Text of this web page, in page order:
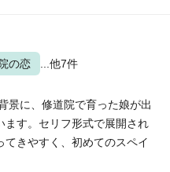
の恋 ...他7件
景に、修道院で育った娘が出
ます。セリフ形式で展開され
きやすく、初めてのスペイ